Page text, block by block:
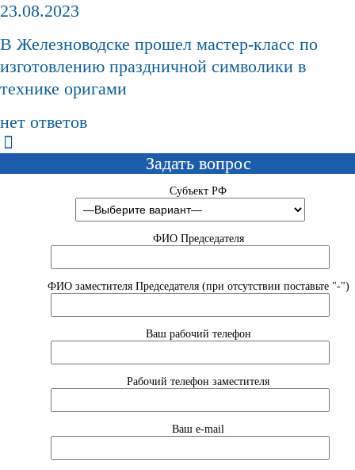
23.08.2023
В Железноводске прошел мастер-класс по
изготовлению праздничной символики в
технике оригами
нет ответов
Задать вопрос
Субъект РФ
ФИО Председателя
ФИО заместителя Председателя (при отсутствии поставьте "-")
Ваш рабочий телефон
Рабочий телефон заместителя
Ваш e-mail